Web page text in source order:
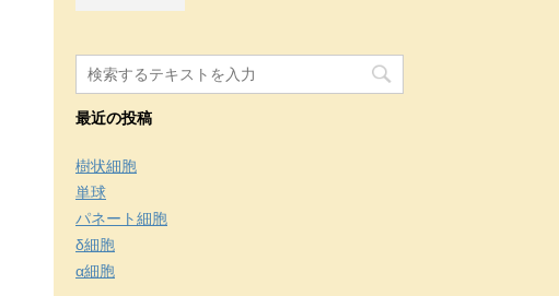
最近の投稿
樹状細胞
単球
パネート細胞
δ細胞
α細胞